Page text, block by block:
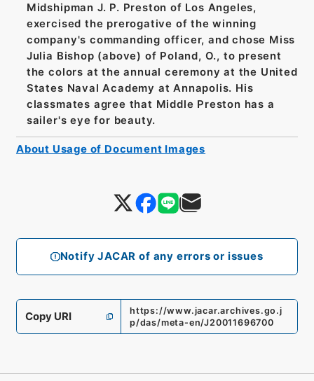
Notify JACAR of any errors or issues
Midshipman J. P. Preston of Los Angeles,
exercised the prerogative of the winning
company's commanding officer, and chose Miss
Julia Bishop (above) of Poland, O., to present
the colors at the annual ceremony at the United
States Naval Academy at Annapolis. His
classmates agree that Middle Preston has a
sailer's eye for beauty.
Copy URI
https://www.jacar.archives.go.j
p/das/meta-en/J20011696700
About Usage of Document Images